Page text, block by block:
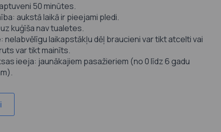
50 minūtes.
aukstā laikā ir pieejami pledi.
kuģīša nav tualetes.
nelabvēlīgu laikapstākļu dēļ braucieni var tikt atcelti vai
var tikt mainīts.
ieeja: jaunākajiem pasažieriem (no 0 līdz 6 gadu